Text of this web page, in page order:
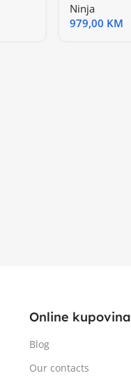
Ninja
979,00 KM
Online kupovina
Blog
Our contacts